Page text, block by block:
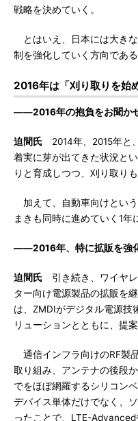
戦略を決めていく。
とはいえ、日本には大き
制を強化していく方向であ
2016年は「刈り取りを始
――2016年の抱負をお聞かせ
迫間氏 2014年、2015年と
着実に芽が出てきた状況と
りと育成しつつ、刈り取り
加えて、自動車向けとい
まきも同時に進めていく1年
――2016年、特に拡販を強
迫間氏 引き続き、ワイヤ
ター向け電源製品の拡販を
は、ZMDIがデジタル電源技
リューションとともに、提
通信インフラ向けのRF製
取り組み、アンテナの後段
でをほぼ網羅するシリコン
デバイス単体だけでなく、
ったことで、LTE-